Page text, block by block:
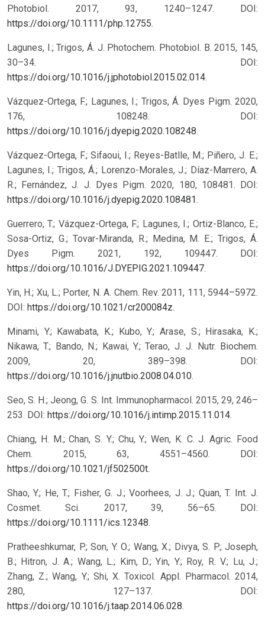
Photobiol. 2017, 93, 1240–1247. DOI:
https://doi.org/10.1111/php.12755.
Lagunes, I.; Trigos, Á. J. Photochem. Photobiol. B. 2015, 145,
30–34. DOI:
https://doi.org/10.1016/j.jphotobiol.2015.02.014.
Vázquez-Ortega, F.; Lagunes, I.; Trigos, Á. Dyes Pigm. 2020,
176, 108248. DOI:
https://doi.org/10.1016/j.dyepig.2020.108248.
Vázquez-Ortega, F.; Sifaoui, I.; Reyes-Batlle, M.; Piñero, J. E.;
Lagunes, I.; Trigos, Á.; Lorenzo-Morales, J.; Díaz-Marrero, A.
R.; Fernández, J. J. Dyes Pigm. 2020, 180, 108481. DOI:
https://doi.org/10.1016/j.dyepig.2020.108481.
Guerrero, T.; Vázquez-Ortega, F.; Lagunes, I.; Ortiz-Blanco, E.;
Sosa-Ortiz, G.; Tovar-Miranda, R.; Medina, M. E.; Trigos, Á.
Dyes Pigm. 2021, 192, 109447. DOI:
https://doi.org/10.1016/J.DYEPIG.2021.109447.
Yin, H.; Xu, L.; Porter, N. A. Chem. Rev. 2011, 111, 5944–5972.
DOI: https://doi.org/10.1021/cr200084z.
Minami, Y.; Kawabata, K.; Kubo, Y.; Arase, S.; Hirasaka, K.;
Nikawa, T.; Bando, N.; Kawai, Y.; Terao, J. J. Nutr. Biochem.
2009, 20, 389–398. DOI:
https://doi.org/10.1016/j.jnutbio.2008.04.010.
Seo, S. H.; Jeong, G. S. Int. Immunopharmacol. 2015, 29, 246–
253. DOI: https://doi.org/10.1016/j.intimp.2015.11.014.
Chiang, H. M.; Chan, S. Y.; Chu, Y.; Wen, K. C. J. Agric. Food
Chem. 2015, 63, 4551–4560. DOI:
https://doi.org/10.1021/jf502500t.
Shao, Y.; He, T.; Fisher, G. J.; Voorhees, J. J.; Quan, T. Int. J.
Cosmet. Sci. 2017, 39, 56–65. DOI:
https://doi.org/10.1111/ics.12348.
Pratheeshkumar, P.; Son, Y. O.; Wang, X.; Divya, S. P.; Joseph,
B.; Hitron, J. A.; Wang, L.; Kim, D.; Yin, Y.; Roy, R. V.; Lu, J.;
Zhang, Z.; Wang, Y.; Shi, X. Toxicol. Appl. Pharmacol. 2014,
280, 127–137. DOI:
https://doi.org/10.1016/j.taap.2014.06.028.